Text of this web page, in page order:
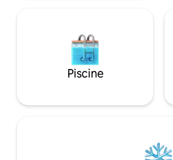
Piscine